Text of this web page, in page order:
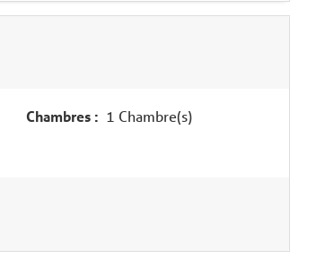
Chambres : 1 Chambre(s)